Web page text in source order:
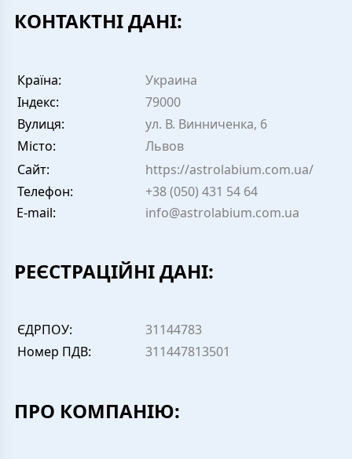
КОНТАКТНІ ДАНІ:
Країна:
Украина
Індекс:
79000
Вулиця:
ул. В. Винниченка, 6
Місто:
Львов
Сайт:
https://astrolabium.com.ua/
Телефон:
+38 (050) 431 54 64
E-mail:
info@astrolabium.com.ua
РЕЄСТРАЦІЙНІ ДАНІ:
ЄДРПОУ:
31144783
Номер ПДВ:
311447813501
ПРО КОМПАНІЮ: